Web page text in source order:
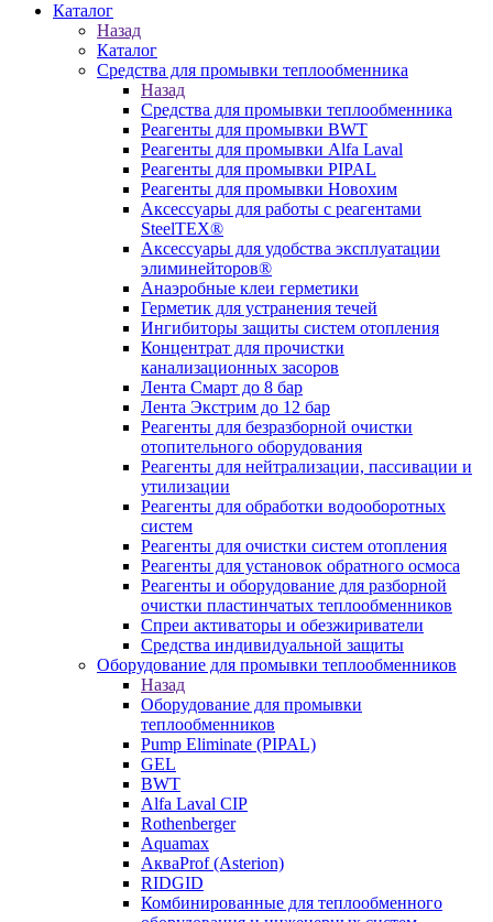
Каталог
Назад
Каталог
Средства для промывки теплообменника
Назад
Средства для промывки теплообменника
Реагенты для промывки BWT
Реагенты для промывки Alfa Laval
Реагенты для промывки PIPAL
Реагенты для промывки Новохим
Аксессуары для работы с реагентами
SteelTEX®
Аксессуары для удобства эксплуатации
элиминейторов®
Анаэробные клеи герметики
Герметик для устранения течей
Ингибиторы защиты систем отопления
Концентрат для прочистки
канализационных засоров
Лента Смарт до 8 бар
Лента Экстрим до 12 бар
Реагенты для безразборной очистки
отопительного оборудования
Реагенты для нейтрализации, пассивации и
утилизации
Реагенты для обработки водооборотных
систем
Реагенты для очистки систем отопления
Реагенты для установок обратного осмоса
Реагенты и оборудование для разборной
очистки пластинчатых теплообменников
Спреи активаторы и обезжириватели
Средства индивидуальной защиты
Оборудование для промывки теплообменников
Назад
Оборудование для промывки
теплообменников
Pump Eliminate (PIPAL)
GEL
BWT
Alfa Laval CIP
Rothenberger
Aquamax
АкваProf (Asterion)
RIDGID
Комбинированные для теплообменного